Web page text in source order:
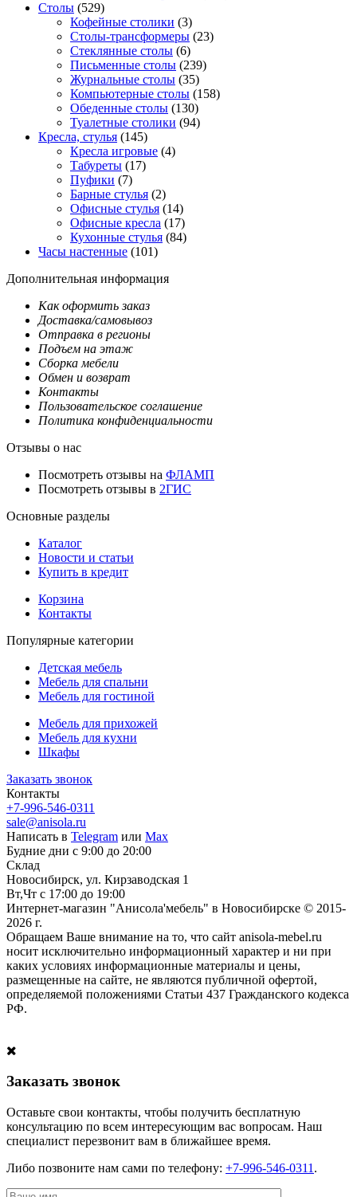
Столы (529)
Кофейные столики (3)
Столы-трансформеры (23)
Стеклянные столы (6)
Письменные столы (239)
Журнальные столы (35)
Компьютерные столы (158)
Обеденные столы (130)
Туалетные столики (94)
Кресла, стулья (145)
Кресла игровые (4)
Табуреты (17)
Пуфики (7)
Барные стулья (2)
Офисные стулья (14)
Офисные кресла (17)
Кухонные стулья (84)
Часы настенные (101)
Дополнительная информация
Как оформить заказ
Доставка/самовывоз
Отправка в регионы
Подъем на этаж
Сборка мебели
Обмен и возврат
Контакты
Пользовательское соглашение
Политика конфиденциальности
Отзывы о нас
Посмотреть отзывы на ФЛАМП
Посмотреть отзывы в 2ГИС
Основные разделы
Каталог
Новости и статьи
Купить в кредит
Корзина
Контакты
Популярные категории
Детская мебель
Мебель для спальни
Мебель для гостиной
Мебель для прихожей
Мебель для кухни
Шкафы
Заказать звонок
Контакты
+7-996-546-0311
sale@anisola.ru
Написать в Telegram или Max
Будние дни с 9:00 до 20:00
Склад
Новосибирск, ул. Кирзаводская 1
Вт,Чт с 17:00 до 19:00
Интернет-магазин "Анисола'мебель" в Новосибирске © 2015-
2026 г.
Обращаем Ваше внимание на то, что сайт anisola-mebel.ru
носит исключительно информационный характер и ни при
каких условиях информационные материалы и цены,
размещенные на сайте, не являются публичной офертой,
определяемой положениями Статьи 437 Гражданского кодекса
РФ.
Заказать звонок
Оставьте свои контакты, чтобы получить бесплатную
консультацию по всем интересующим вас вопросам. Наш
специалист перезвонит вам в ближайшее время.
Либо позвоните нам сами по телефону: +7-996-546-0311 .